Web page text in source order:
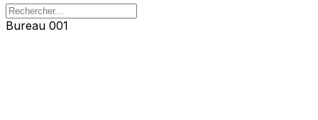
Bureau 001